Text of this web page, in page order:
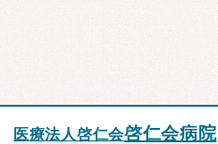
医療法人啓仁会啓仁会病院